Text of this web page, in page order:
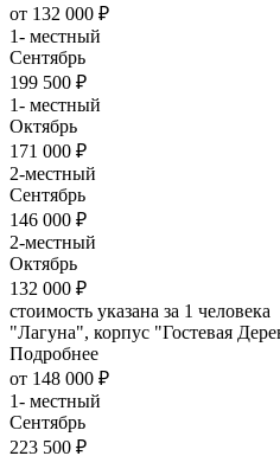
от 132 000 ₽
1- местный
Сентябрь
199 500 ₽
1- местный
Октябрь
171 000 ₽
2-местный
Сентябрь
146 000 ₽
2-местный
Октябрь
132 000 ₽
стоимость указана за 1 человека
"Лагуна", корпус "Гостевая
Подробнее
от 148 000 ₽
1- местный
Сентябрь
223 500 ₽